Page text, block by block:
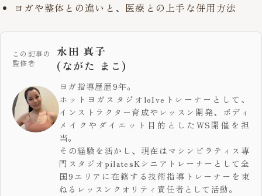
ヨガや整体との違いと、医療との上手な併用方法
この記事の
監修者
永田 真子
(ながた まこ)
ヨガ指導歴歴9年。
ホットヨガスタジオloIveトレーナーとして、
インストラクター育成やレッスン開発、ボディ
メイクやダイエット目的としたWS開催を担
当。
その経験を活かし、現在はマシンピラティス専
門スタジオpilatesKシニアトレーナーとして全
国9エリアに在籍する技術指導トレーナーを束
ねるレッスンクオリティ責任者として活動。